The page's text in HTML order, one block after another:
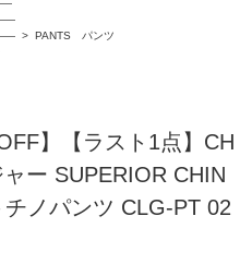
> PANTS パンツ
】【ラスト1点】CH
ー SUPERIOR CHIN
ノパンツ CLG-PT 02